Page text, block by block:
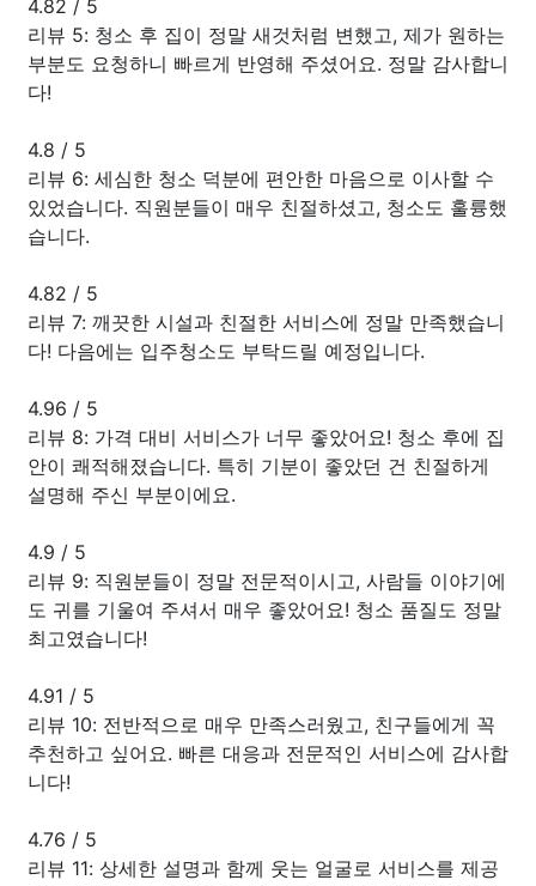
4.82 / 5
리뷰 5: 청소 후 집이 정말 새것처럼 변했고, 제가 원하는
부분도 요청하니 빠르게 반영해 주셨어요. 정말 감사합니
다!
4.8 / 5
리뷰 6: 세심한 청소 덕분에 편안한 마음으로 이사할 수
있었습니다. 직원분들이 매우 친절하셨고, 청소도 훌륭했
습니다.
4.82 / 5
리뷰 7: 깨끗한 시설과 친절한 서비스에 정말 만족했습니
다! 다음에는 입주청소도 부탁드릴 예정입니다.
4.96 / 5
리뷰 8: 가격 대비 서비스가 너무 좋았어요! 청소 후에 집
안이 쾌적해졌습니다. 특히 기분이 좋았던 건 친절하게
설명해 주신 부분이에요.
4.9 / 5
리뷰 9: 직원분들이 정말 전문적이시고, 사람들 이야기에
도 귀를 기울여 주셔서 매우 좋았어요! 청소 품질도 정말
최고였습니다!
4.91 / 5
리뷰 10: 전반적으로 매우 만족스러웠고, 친구들에게 꼭
추천하고 싶어요. 빠른 대응과 전문적인 서비스에 감사합
니다!
4.76 / 5
리뷰 11: 상세한 설명과 함께 웃는 얼굴로 서비스를 제공